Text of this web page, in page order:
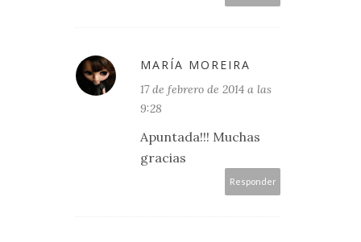
MARÍA MOREIRA
17 de febrero de 2014 a las
9:28
Apuntada!!! Muchas
gracias
Responder